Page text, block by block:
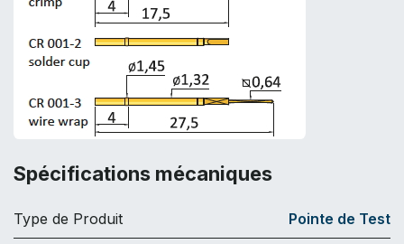
Spécifications mécaniques
Type de Produit Pointe de Test